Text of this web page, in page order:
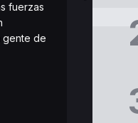
fuerzas
gente de